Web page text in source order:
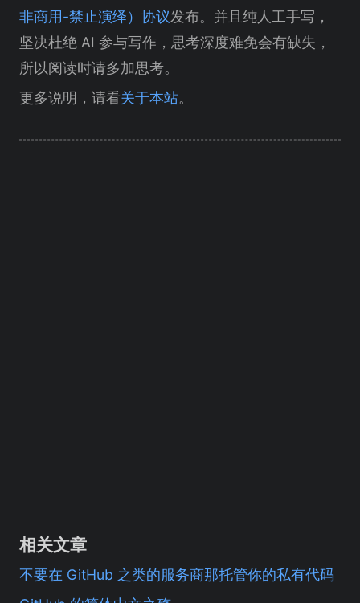
非商用-禁止演绎）协议发布。并且纯人工手写，
坚决杜绝 AI 参与写作，思考深度难免会有缺失，
所以阅读时请多加思考。
更多说明，请看关于本站。
相关文章
不要在 GitHub 之类的服务商那托管你的私有代码